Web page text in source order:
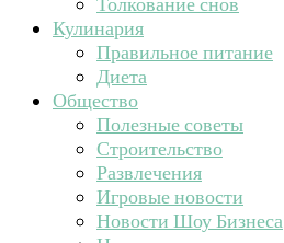
Кулинария
Правильное питание
Диета
Общество
Полезные советы
Строительство
Развлечения
Игровые новости
Новости Шоу Бизнеса